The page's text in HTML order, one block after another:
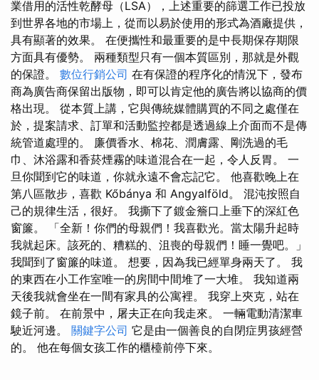
業借用的活性乾酵母（LSA），上述重要的篩選工作已投放
到世界各地的市場上，從而以易於使用的形式為酒廠提供，
具有顯著的效果。 在便攜性和最重要的是中長期保存期限
方面具有優勢。 兩種類型只有一個本質區別，那就是外觀
的保證。 數位行銷公司 在有保證的程序化的情況下，發布
商為廣告商保留出版物，即可以肯定他的廣告將以協商的價
格出現。 從本質上講，它與傳統媒體購買的不同之處僅在
於，提案請求、訂單和活動監控都是透過線上介面而不是傳
統管道處理的。 廉價香水、棉花、潤膚露、剛洗過的毛
巾、沐浴露和香菸煙霧的味道混合在一起，令人反胃。 一
旦你聞到它的味道，你就永遠不會忘記它。 他喜歡晚上在
第八區散步，喜歡 Kőbánya 和 Angyalföld。 混沌按照自
己的規律生活，很好。 我撕下了鍍金簷口上垂下的深紅色
窗簾。 「全新！你們的母親們！我喜歡光。當太陽升起時
我就起床。該死的、糟糕的、沮喪的母親們！睡一覺吧。」
我聞到了窗簾的味道。 想要，因為我已經單身兩天了。 我
的東西在小工作室唯一的房間中間堆了一大堆。 我知道兩
天後我就會坐在一間有家具的公寓裡。 我穿上夾克，站在
鏡子前。 在前景中，屠夫正在向我走來。 一輛電動清潔車
駛近河邊。 關鍵字公司 它是由一個善良的自閉症男孩經營
的。 他在每個女孩工作的櫃檯前停下來。